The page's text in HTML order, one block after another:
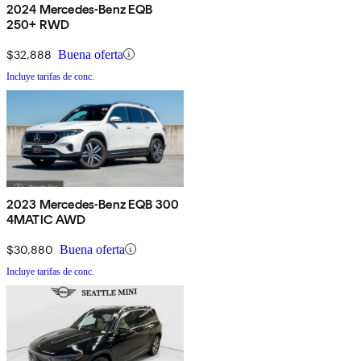
2024 Mercedes-Benz EQB
250+ RWD
$32,888 Buena oferta
Incluye tarifas de conc.
2023 Mercedes-Benz EQB 300
4MATIC AWD
$30,880 Buena oferta
Incluye tarifas de conc.